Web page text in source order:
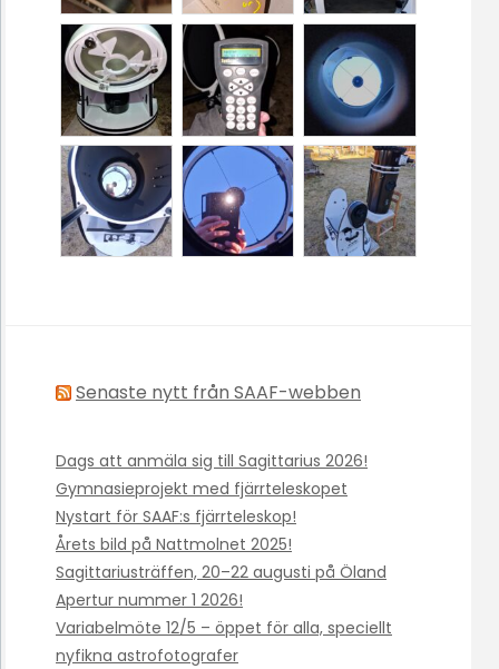
Senaste nytt från SAAF-webben
Dags att anmäla sig till Sagittarius 2026!
Gymnasieprojekt med fjärrteleskopet
Nystart för SAAF:s fjärrteleskop!
Årets bild på Nattmolnet 2025!
Sagittariusträffen, 20–22 augusti på Öland
Apertur nummer 1 2026!
Variabelmöte 12/5 – öppet för alla, speciellt
nyfikna astrofotografer